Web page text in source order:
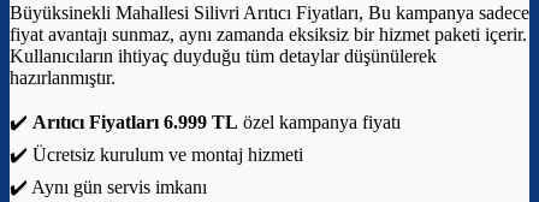
Büyüksinekli Mahallesi Silivri Arıtıcı Fiyatları, Bu kampanya sadece
fiyat avantajı sunmaz, aynı zamanda eksiksiz bir hizmet paketi içerir.
Kullanıcıların ihtiyaç duyduğu tüm detaylar düşünülerek
hazırlanmıştır.
✔️ Arıtıcı Fiyatları 6.999 TL özel kampanya fiyatı
✔️ Ücretsiz kurulum ve montaj hizmeti
✔️ Aynı gün servis imkanı